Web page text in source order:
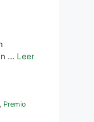
… Leer
, Premio